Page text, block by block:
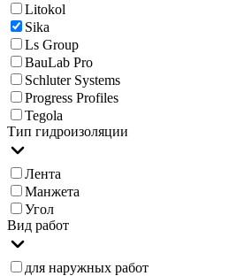
Litokol
Sika
Ls Group
BauLab Pro
Schluter Systems
Progress Profiles
Tegola
Тип гидроизоляции
Лента
Манжета
Угол
Вид работ
для наружных работ